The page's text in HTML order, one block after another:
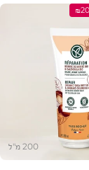
200 מ"ל